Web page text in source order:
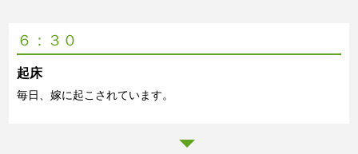
６：３０
起床
毎日、嫁に起こされています。